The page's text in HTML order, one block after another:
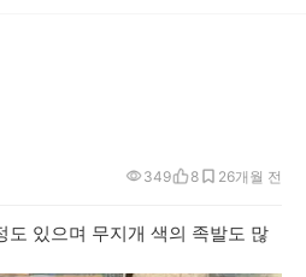
6개월 전
349 8 2
도 있으며 무지개 색의 족발도 많